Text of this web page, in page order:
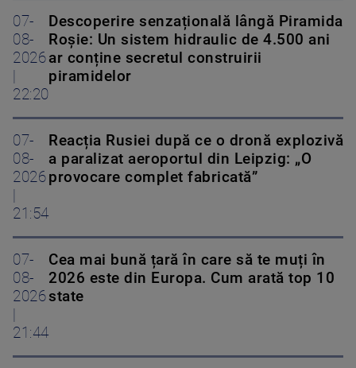
07-
08-
2026
22:20
Descoperire senzațională lângă Piramida
Roșie: Un sistem hidraulic de 4.500 ani
ar conține secretul construirii
piramidelor
07-
08-
2026
21:54
Reacția Rusiei după ce o dronă explozivă
a paralizat aeroportul din Leipzig: „O
provocare complet fabricată”
07-
08-
2026
21:44
Cea mai bună țară în care să te muți în
2026 este din Europa. Cum arată top 10
state